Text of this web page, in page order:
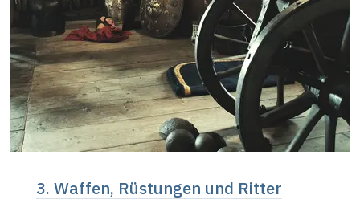
3. Waffen, Rüstungen und Ritter